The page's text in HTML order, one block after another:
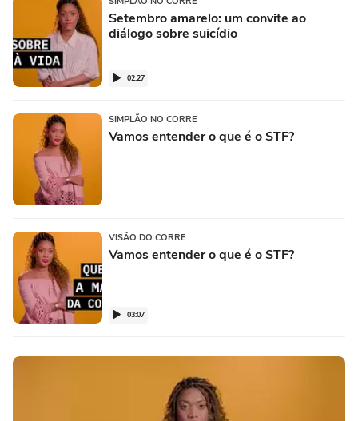
Setembro amarelo: um convite ao
diálogo sobre suicídio
02:27
SIMPLÃO NO CORRE
Vamos entender o que é o STF?
VISÃO DO CORRE
Vamos entender o que é o STF?
03:07